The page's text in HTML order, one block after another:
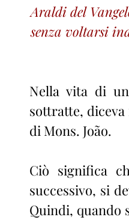
Araldi del
senza voltarsi
Nella vita di
sottratte,
di Mons. João.
Ciò significa
successivo, si
Quindi, quando